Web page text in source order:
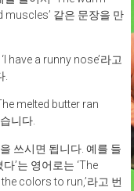
같은 문장을 만
have a runny nose’라고
.
melted butter ran
니다.
쓰시면 됩니다. 예를 들
’는 영어로는 ‘The
colors to run,’라고 번